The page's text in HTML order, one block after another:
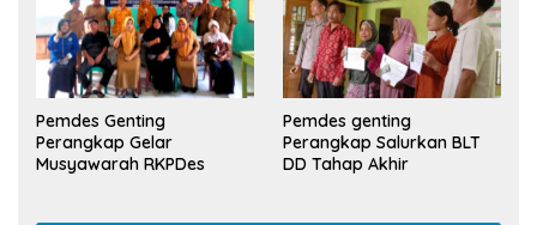
Pemdes Genting
Perangkap Gelar
Musyawarah RKPDes
Pemdes genting
Perangkap Salurkan BLT
DD Tahap Akhir